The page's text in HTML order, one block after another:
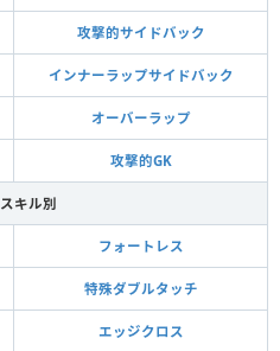
攻撃的サイドバック
インナーラップサイドバック
オーバーラップ
攻撃的GK
キル別
フォートレス
特殊ダブルタッチ
エッジクロス